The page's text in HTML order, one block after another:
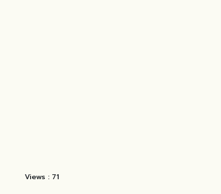
Views : 71